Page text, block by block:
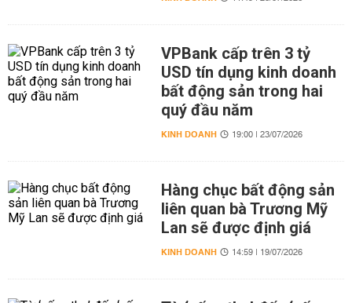
VPBank cấp trên 3 tỷ
USD tín dụng kinh doanh
bất động sản trong hai
quý đầu năm
KINH DOANH 19:00 | 23/07/2026
Hàng chục bất động sản
liên quan bà Trương Mỹ
Lan sẽ được định giá
KINH DOANH 14:59 | 19/07/2026